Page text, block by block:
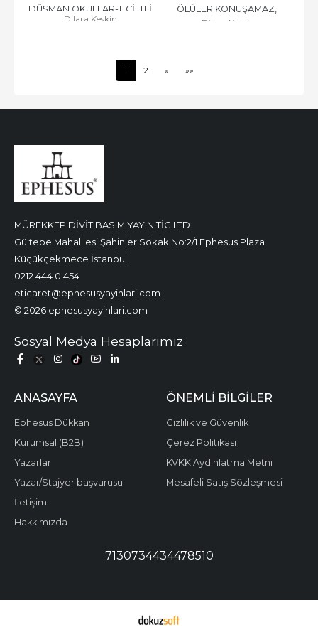
DÜŞMAN OKULLAR-1, CİLTLİ
Dilara Keskin
ÖLÜLER KONUŞAMAZ,
Dilara Keskin
1 2 » »»
MÜREKKEP DİVİT BASIM YAYIN TİC.LTD.
Gültepe Mahalllesi Şahinler Sokak No:2/1 Ephesus Plaza
Küçükçekmece İstanbul
0212 444 0 454
eticaret@ephesusyayinlari.com
© 2026 ephesusyayinlari.com
Sosyal Medya Hesaplarımız
ANASAYFA
Ephesus Dükkan
Kurumsal (B2B)
Yazarlar
Yazar/Stajyer başvurusu
İletişim
Hakkımızda
ÖNEMLI BILGILER
Gizlilik ve Güvenlik
Çerez Politikası
KVKK Aydınlatma Metni
Mesafeli Satış Sözleşmesi
7130734434478510